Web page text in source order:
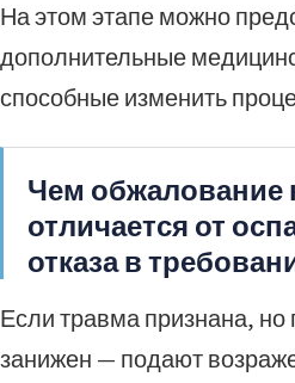
На этом этапе можно
дополнительные
способные изменить
Чем обжалование
отличается от
отказа в
Если травма признана, но
занижен — подают